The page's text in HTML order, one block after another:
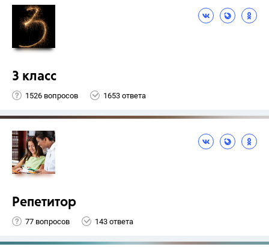
3 класс
1526 вопросов 1653 ответа
Репетитор
77 вопросов 143 ответа